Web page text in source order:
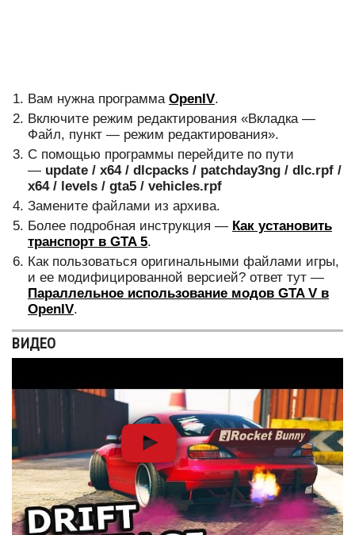
Вам нужна программа OpenIV.
Включите режим редактирования «Вкладка —
Файл, пункт — режим редактирования».
С помощью программы перейдите по пути
— update / x64 / dlcpacks / patchday3ng / dlc.rpf /
x64 / levels / gta5 / vehicles.rpf
Замените файлами из архива.
Более подробная инструкция — Как установить
транспорт в GTA 5.
Как пользоваться оригинальными файлами игры,
и ее модифицированной версией? ответ тут —
Параллельное использование модов GTA V в
OpenIV.
ВИДЕО